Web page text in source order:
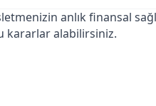
anlık finansal
kararlar alabilirsiniz.